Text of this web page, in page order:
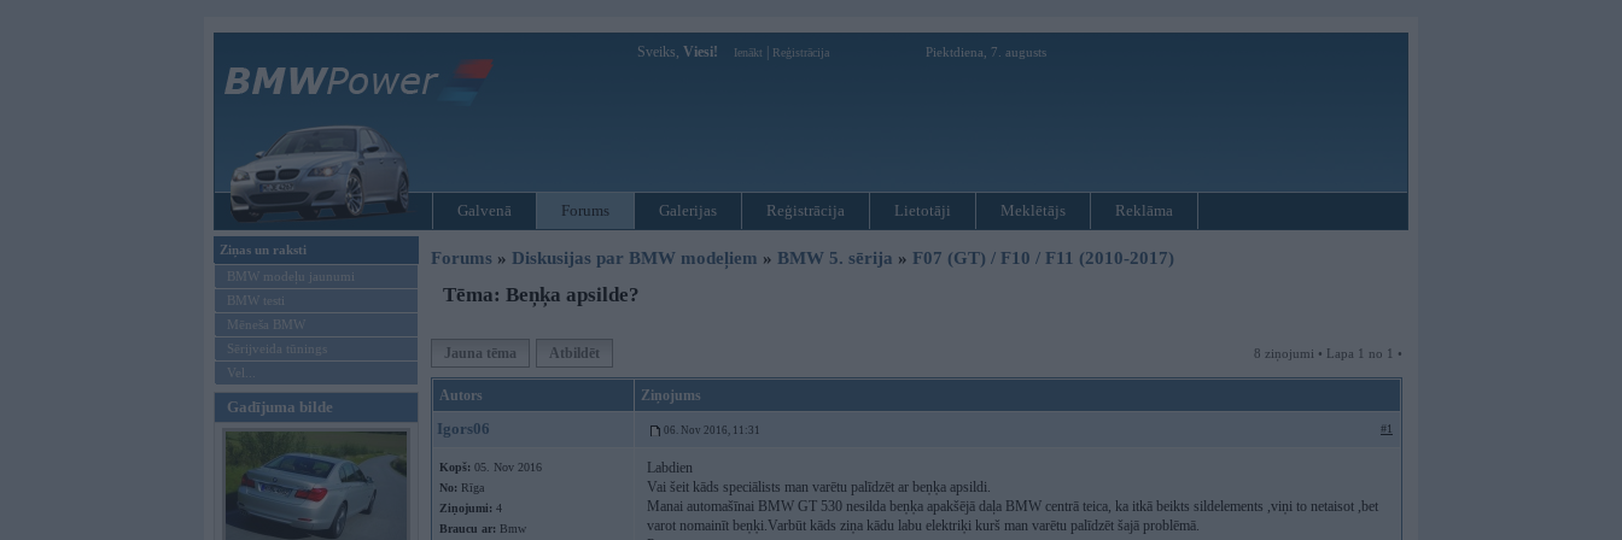
Sveiks, Viesi! Ienākt Reģistrācija Piektdiena, 7. augusts
Galvenā Forums Galerijas Reģistrācija Lietotāji Meklētājs Reklāma
Ziņas un raksti
BMW modeļu jaunumi
BMW testi
Mēneša BMW
Sērijveida tūnings
Vel...
Gadījuma bilde
Forums » Diskusijas par BMW modeļiem » BMW 5. sērija » F07 (GT) / F10 / F11 (2010-2017)
Tēma: Beņķa apsilde?
Jauna tēma Atbildēt 8 ziņojumi • Lapa 1 no 1 •
Autors Ziņojums
Igors06 06. Nov 2016, 11:31 #1
Kopš: 05. Nov 2016
No: Rīga
Ziņojumi: 4
Braucu ar: Bmw
Labdien
Vai šeit kāds speciālists man varētu palīdzēt ar beņķa apsildi.
Manai automašīnai BMW GT 530 nesilda beņķa apakšējā daļa BMW centrā teica, ka itkā beikts sildelements ,viņi to netaisot ,bet
varot nomainīt beņķi.Varbūt kāds ziņa kādu labu elektriķi kurš man varētu palīdzēt šajā problēmā.